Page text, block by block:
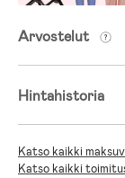
Arvostelut
Hintahistoria
Katso kaikki
Katso kaikki